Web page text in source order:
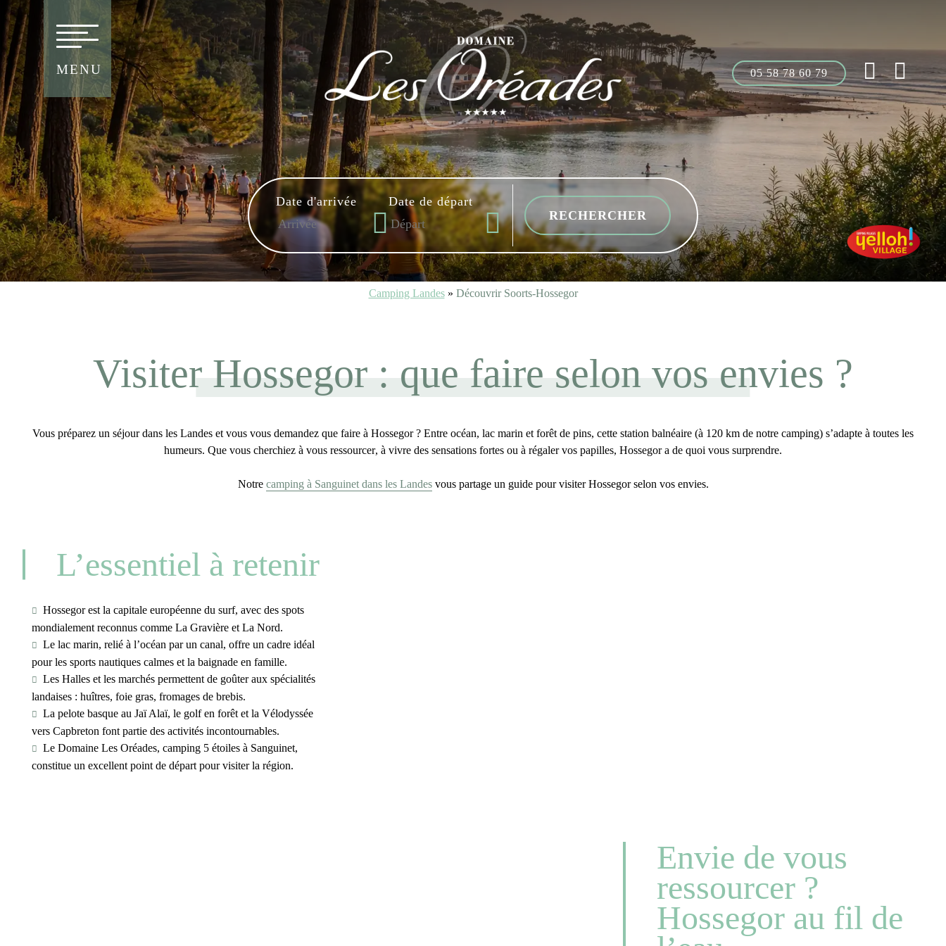
MENU 05 58 78 60 79
Date d'arrivée Date de départ
Camping Landes» Découvrir Soorts-Hossegor
Visiter Hossegor : que faire selon vos envies ?
Vous préparez un séjour dans les Landes et vous vous demandez que faire à Hossegor? Entre océan, lac marin et forêt de pins, cette station balnéaire (à 120 km de notre camping) s’adapte à toutes les
humeurs. Que vous cherchiez à vous ressourcer, à vivre des sensations fortes ou à régaler vos papilles, Hossegor a de quoi vous surprendre.
Notre camping à Sanguinet dans les Landesvous partage un guide pourvisiter Hossegorselon vos envies.
L’essentiel à retenir
Hossegor est la capitale européenne du surf, avec des spots
mondialement reconnus comme La Gravière et La Nord.
Le lac marin, relié à l’océan par un canal, offre un cadre idéal
pour les sports nautiques calmes et la baignade en famille.
Les Halles et les marchés permettent de goûter aux spécialités
landaises : huîtres, foie gras, fromages de brebis.
La pelote basque au Jaï Alaï, le golf en forêt et la Vélodyssée
vers Capbreton font partie des activités incontournables.
Le Domaine Les Oréades, camping 5 étoiles à Sanguinet,
constitue un excellent point de départ pour visiter la région.
Envie de vous
ressourcer ?
Hossegor au fil de